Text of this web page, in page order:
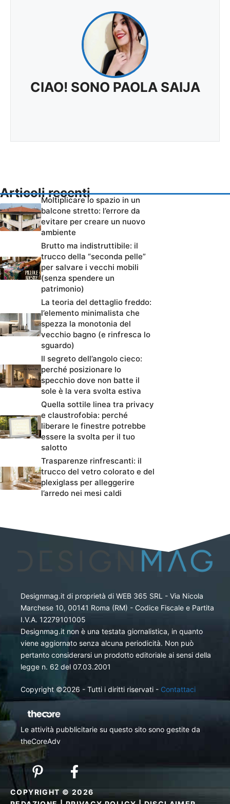
CIAO! SONO PAOLA SAIJA
Articoli recenti
Moltiplicare lo spazio in un
balcone stretto: l’errore da
evitare per creare un nuovo
ambiente
Brutto ma indistruttibile: il
trucco della “seconda pelle”
per salvare i vecchi mobili
(senza spendere un
patrimonio)
La teoria del dettaglio freddo:
l’elemento minimalista che
spezza la monotonia del
vecchio bagno (e rinfresca lo
sguardo)
Il segreto dell’angolo cieco:
perché posizionare lo
specchio dove non batte il
sole è la vera svolta estiva
Quella sottile linea tra privacy
e claustrofobia: perché
liberare le finestre potrebbe
essere la svolta per il tuo
salotto
Trasparenze rinfrescanti: il
trucco del vetro colorato e del
plexiglass per alleggerire
l’arredo nei mesi caldi
Designmag.it di proprietà di WEB 365 SRL - Via Nicola
Marchese 10, 00141 Roma (RM) - Codice Fiscale e Partita
I.V.A. 12279101005
Designmag.it non è una testata giornalistica, in quanto
viene aggiornato senza alcuna periodicità. Non può
pertanto considerarsi un prodotto editoriale ai sensi della
legge n. 62 del 07.03.2001
Copyright ©2026 - Tutti i diritti riservati - Contattaci
Le attività pubblicitarie su questo sito sono gestite da
theCoreAdv
COPYRIGHT © 2026